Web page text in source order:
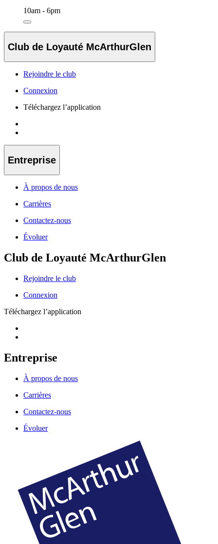
10am - 6pm
Club de Loyauté McArthurGlen
Rejoindre le club
Connexion
Téléchargez l’application
Entreprise
À propos de nous
Carrières
Contactez-nous
Évoluer
Club de Loyauté McArthurGlen
Rejoindre le club
Connexion
Téléchargez l’application
Entreprise
À propos de nous
Carrières
Contactez-nous
Évoluer